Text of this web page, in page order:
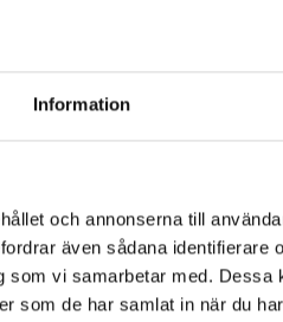
Information
och annonserna till
även sådana identifierare
vi samarbetar med. Dessa
som de har samlat in när du
Cykeltillbehör
Spectra Classic
259,00 kr